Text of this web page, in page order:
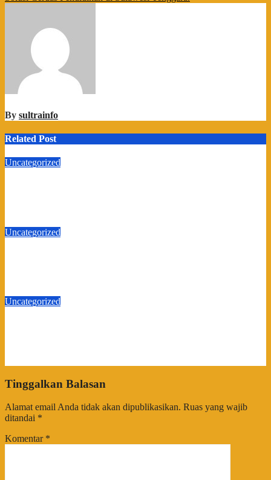
By sultrainfo
Related Post
Uncategorized
Uncategorized
Uncategorized
Tinggalkan Balasan
Alamat email Anda tidak akan dipublikasikan. Ruas yang wajib
ditandai *
Komentar *